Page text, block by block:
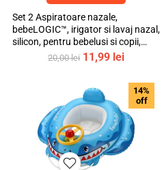
Set 2 Aspiratoare nazale,
bebeLOGIC™, irigator si lavaj nazal,
silicon, pentru bebelusi si copii,
transparent, 10ml
20,00lei Prețul
fost:
20,00 lei.
11,99 leiPrețul
este:
11,99 lei.
14%
off